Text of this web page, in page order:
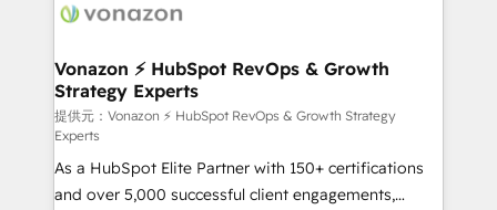
delà d’une simple transformation digitale et des
➤ L’intégration de CRM et de méthodologie RevOps
pour aligner les équipes marketing, commerciales et
support client (data migration, synchronisation API,
audit et maintenance) ➤ La création de sites internet
de conversion qui transforment les visiteurs en
opportunités d'affaires ➤ La mise en place de
Vonazon ⚡ HubSpot RevOps & Growth
Strategy Experts
提供元：Vonazon ⚡ HubSpot RevOps & Growth Strategy
Experts
As a HubSpot Elite Partner with 150+ certifications
and over 5,000 successful client engagements,